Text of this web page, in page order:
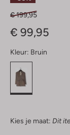
€ 199,95
€ 99,95
Kleur: Bruin
Kies je maat: Dit